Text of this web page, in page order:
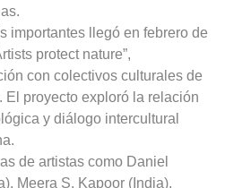
importantes llegó en febrero de
protect nature”,
con colectivos culturales de
El proyecto exploró la relación
y diálogo intercultural
de artistas como Daniel
Meera S. Kapoor (India),